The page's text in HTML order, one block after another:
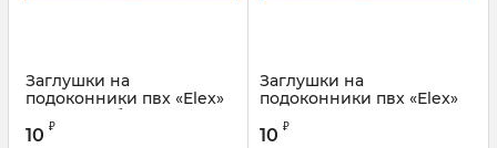
Заглушки на
подоконники пвх «Elex»
тёмный дуб
10 ₽
Заглушки на
подоконники пвх «Elex»
10 ₽